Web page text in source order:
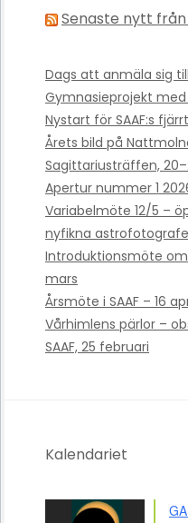
Senaste nytt
Dags att anmäla sig
Gymnasieprojekt
Nystart för SAAF:s
Årets bild på
Sagittariusträffen,
Apertur nummer 1
Variabelmöte 12/5 –
nyfikna
Introduktionsmöte om
mars
Årsmöte i SAAF – 16
Vårhimlens pärlor –
SAAF, 25 februari
Kalendariet